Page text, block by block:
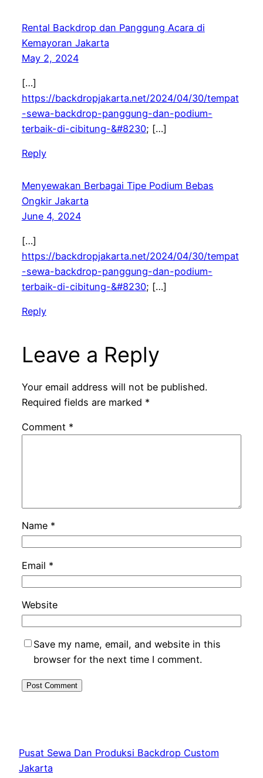
Rental Backdrop dan Panggung Acara di
Kemayoran Jakarta
May 2, 2024
[…]
https://backdropjakarta.net/2024/04/30/tempat
-sewa-backdrop-panggung-dan-podium-
terbaik-di-cibitung-&#8230; […]
Reply
Menyewakan Berbagai Tipe Podium Bebas
Ongkir Jakarta
June 4, 2024
[…]
https://backdropjakarta.net/2024/04/30/tempat
-sewa-backdrop-panggung-dan-podium-
terbaik-di-cibitung-&#8230; […]
Reply
Leave a Reply
Your email address will not be published.
Required fields are marked *
Comment *
Name *
Email *
Website
Save my name, email, and website in this
browser for the next time I comment.
Pusat Sewa Dan Produksi Backdrop Custom
Jakarta